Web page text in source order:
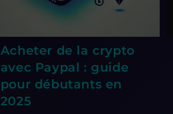
Acheter de la crypto
avec Paypal : guide
pour débutants en
2025